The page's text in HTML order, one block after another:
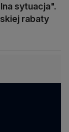
sytuacja".
rabaty